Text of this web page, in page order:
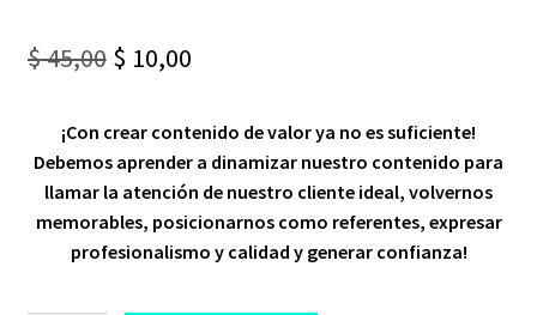
$45,00 Original
was:
$ 45,00.
$ 10,00Current
is:
$ 10,00.
¡Con crear contenido de valor ya no es suficiente!
Debemos aprender a dinamizar nuestro contenido para
llamar la atención de nuestro cliente ideal, volvernos
memorables, posicionarnos como referentes, expresar
profesionalismo y calidad y generar confianza!